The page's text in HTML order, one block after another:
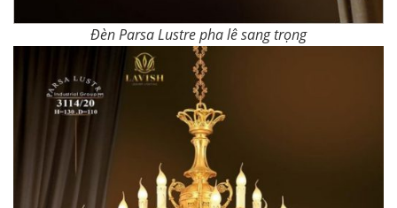
Đèn Parsa Lustre pha lê sang trọng